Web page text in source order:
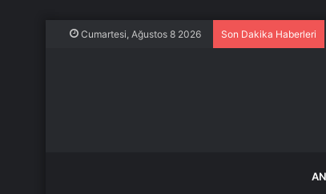
Cumartesi, Ağustos 8 2026 Son Dakika Haberleri